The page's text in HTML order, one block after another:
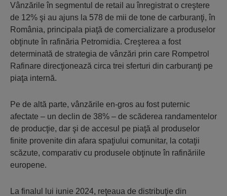
Vânzările în segmentul de retail au înregistrat o creştere
de 12% şi au ajuns la 578 de mii de tone de carburanţi, în
România, principala piaţă de comercializare a produselor
obţinute în rafinăria Petromidia. Creşterea a fost
determinată de strategia de vânzări prin care Rompetrol
Rafinare direcţionează circa trei sferturi din carburanţi pe
piaţa internă.
Pe de altă parte, vânzările en-gros au fost puternic
afectate – un declin de 38% – de scăderea randamentelor
de producţie, dar şi de accesul pe piaţă al produselor
finite provenite din afara spaţiului comunitar, la cotaţii
scăzute, comparativ cu produsele obţinute în rafinăriile
europene.
La finalul lui iunie 2024, reţeaua de distribuţie din